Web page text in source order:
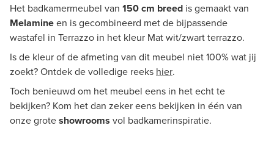
Het badkamermeubel van 150 cm breed is gemaakt van
Melamineen is gecombineerd met de bijpassende
wastafel in Terrazzo in het kleur Mat wit/zwart terrazzo.
Is de kleur of de afmeting van dit meubel niet 100% wat jij
zoekt? Ontdek de volledige reeks hier.
Toch benieuwd om het meubel eens in het echt te
bekijken? Kom het dan zeker eens bekijken in één van
onze groteshowrooms vol badkamerinspiratie.